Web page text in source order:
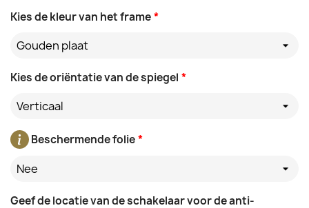
*
Kies de kleur van het frame
Gouden plaat
*
Kies de oriëntatie van de spiegel
Verticaal
*
Beschermende folie
Nee
Geef de locatie van de schakelaar voor de anti-